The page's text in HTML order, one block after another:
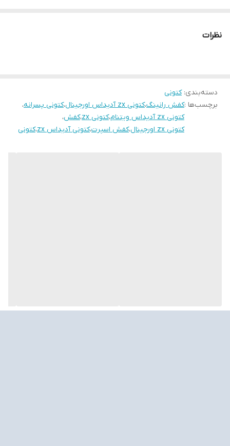
سایز بندی 40 تا 45
نظرات
دسته‌بندی:کتونی
برچسب‌ها :کفش رانینگ،کتونی zx آدیداس اورجینال ،کتونی پسرانه،
کتونی zx آدیداس ویتنام
،کتونی zx ،کفش،
کتونی zx اورجینال
،کفش اسپرت،کتونی آدیداس zx ،کتونی